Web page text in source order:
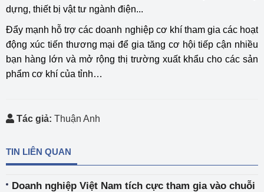
dựng, thiết bị vật tư ngành điện...
Đẩy mạnh hỗ trợ các doanh nghiệp cơ khí tham gia các hoạt
động xúc tiến thương mại để gia tăng cơ hội tiếp cận nhiều
bạn hàng lớn và mở rộng thị trường xuất khẩu cho các sản
phẩm cơ khí của tỉnh…
Tác giả: Thuận Anh
TIN LIÊN QUAN
Doanh nghiệp Việt Nam tích cực tham gia vào chuỗi